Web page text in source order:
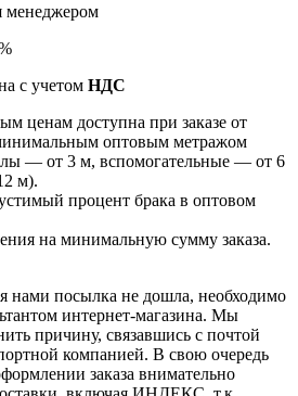
менеджером
с учетом НДС
ценам доступна при заказе от
оптовым метражом
— от 3 м, вспомогательные — от 6
м).
процент брака в оптовом
на минимальную сумму заказа.
нами посылка не дошла, необходимо
интернет-магазина. Мы
причину, связавшись с почтой
компанией. В свою очередь
заказа внимательно